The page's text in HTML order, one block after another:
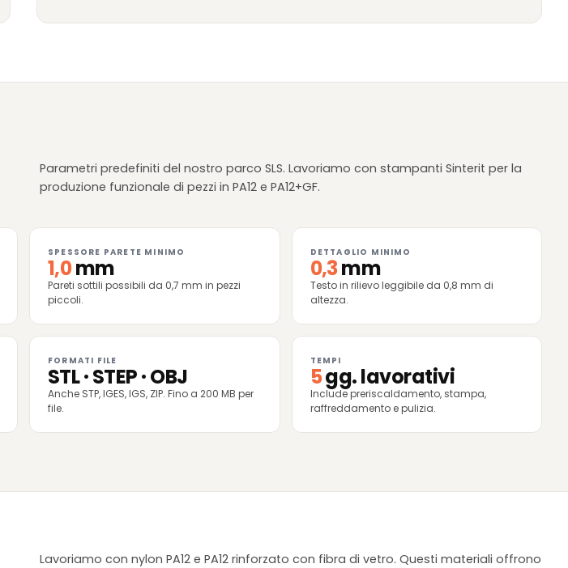
Parametri predefiniti del nostro parco SLS. Lavoriamo con stampanti Sinterit per la
produzione funzionale di pezzi in PA12 e PA12+GF.
SPESSORE PARETE MINIMO
1,0mm
Pareti sottili possibili da 0,7 mm in pezzi
piccoli.
DETTAGLIO MINIMO
0,3mm
Testo in rilievo leggibile da 0,8 mm di
altezza.
FORMATI FILE
STL · STEP · OBJ
Anche STP, IGES, IGS, ZIP. Fino a 200 MB per
file.
TEMPI
5gg. lavorativi
Include preriscaldamento, stampa,
raffreddamento e pulizia.
Lavoriamo con nylon PA12 e PA12 rinforzato con fibra di vetro. Questi materiali offrono